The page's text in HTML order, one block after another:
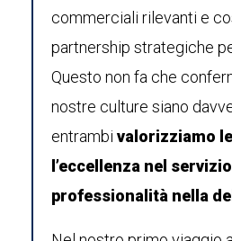
commerciali rilevanti e
partnership strategiche
Questo non fa che
nostre culture siano
entrambi valorizziamo
l’eccellenza nel
professionalità nella